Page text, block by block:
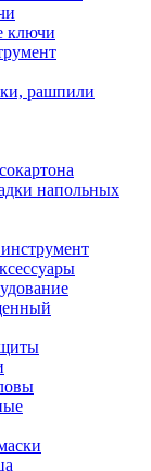
ключи
рашпили
напольных